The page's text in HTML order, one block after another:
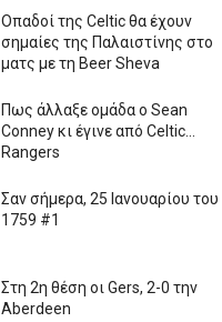
Οπαδοί της Celtic θα έχουν
σημαίες της Παλαιστίνης στο
ματς με τη Beer Sheva
Πως άλλαξε ομάδα ο Sean
Conney κι έγινε από Celtic...
Rangers
Σαν σήμερα, 25 Ιανουαρίου του
1759 #1
Στη 2η θέση οι Gers, 2-0 την
Aberdeen